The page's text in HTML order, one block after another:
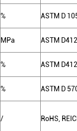
% ASTM D
MPa ASTM
% ASTM
% ASTM D
/ RoHS